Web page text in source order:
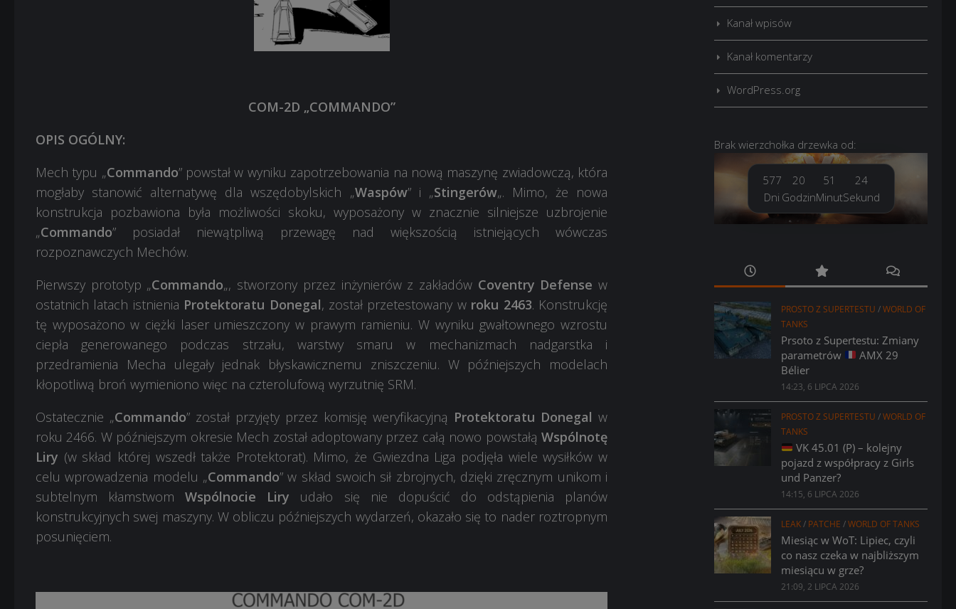
COM-2D „COMMANDO”
OPIS OGÓLNY:
Mech typu „Commando” powstał w wyniku zapotrzebowania na nową maszynę zwiadowczą, która
mogłaby stanowić alternatywę dla wszędobylskich „Waspów” i „Stingerów„. Mimo, że nowa
konstrukcja pozbawiona była możliwości skoku, wyposażony w znacznie silniejsze uzbrojenie
„Commando” posiadał niewątpliwą przewagę nad większością istniejących wówczas
rozpoznawczych Mechów.
Pierwszy prototyp „Commando„, stworzony przez inżynierów z zakładów Coventry Defense w
ostatnich latach istnienia Protektoratu Donegal, został przetestowany w roku 2463. Konstrukcję
tę wyposażono w ciężki laser umieszczony w prawym ramieniu. W wyniku gwałtownego wzrostu
ciepła generowanego podczas strzału, warstwy smaru w mechanizmach nadgarstka i
przedramienia Mecha ulegały jednak błyskawicznemu zniszczeniu. W późniejszych modelach
kłopotliwą broń wymieniono więc na czterolufową wyrzutnię SRM.
Ostatecznie „Commando” został przyjęty przez komisję weryfikacyjną Protektoratu Donegal w
roku 2466. W późniejszym okresie Mech został adoptowany przez całą nowo powstałą Wspólnotę
Liry (w skład której wszedł także Protektorat). Mimo, że Gwiezdna Liga podjęła wiele wysiłków w
celu wprowadzenia modelu „Commando” w skład swoich sił zbrojnych, dzięki zręcznym unikom i
subtelnym kłamstwomWspólnocie Liry udało się nie dopuścić do odstąpienia planów
konstrukcyjnych swej maszyny. W obliczu późniejszych wydarzeń, okazało się to nader roztropnym
posunięciem.
Kanał wpisów
Kanał komentarzy
WordPress.org
Brak wierzchołka drzewka od:
577
Dni
20
Godzin
51
Minut
25
Sekund
PROSTO Z SUPERTESTU /WORLD OF
TANKS
Prsoto z Supertestu: Zmiany
parametrów
AMX 29
Bélier
14:23, 6 LIPCA 2026
PROSTO Z SUPERTESTU /WORLD OF
TANKS
VK 45.01 (P) – kolejny
pojazd z współpracy z Girls
und Panzer?
14:15, 6 LIPCA 2026
LEAK/ PATCHE /WORLD OF TANKS
Miesiąc w WoT: Lipiec, czyli
co nasz czeka w najbliższym
miesiącu w grze?
21:09, 2 LIPCA 2026